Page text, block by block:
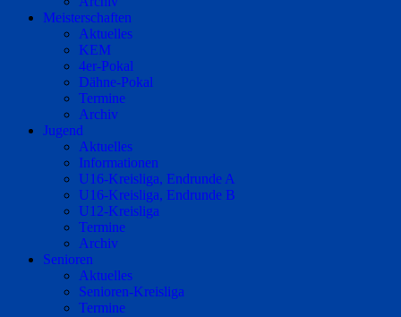
Meisterschaften
Aktuelles
KEM
4er-Pokal
Dähne-Pokal
Termine
Archiv
Jugend
Aktuelles
Informationen
U16-Kreisliga, Endrunde A
U16-Kreisliga, Endrunde B
U12-Kreisliga
Termine
Archiv
Senioren
Aktuelles
Senioren-Kreisliga
Termine